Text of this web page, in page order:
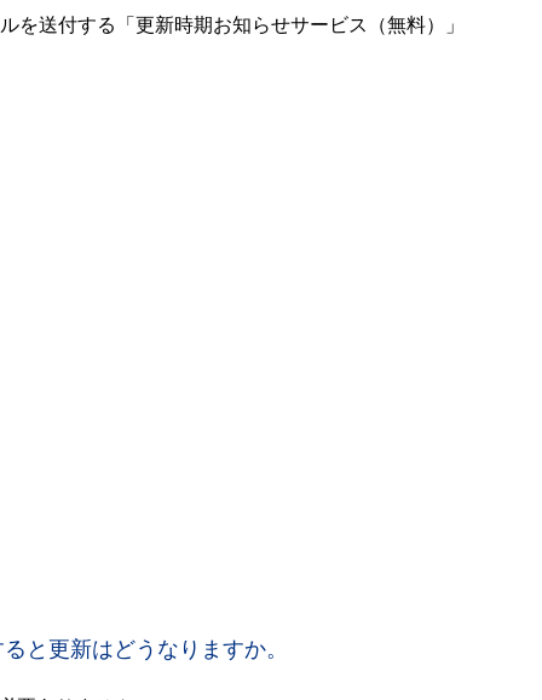
送付する「更新時期お知らせサービス（無料）」
と更新はどうなりますか。